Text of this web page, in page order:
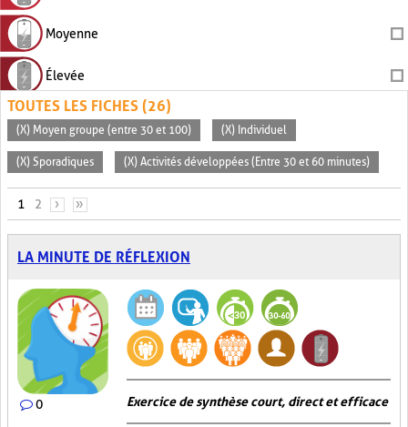
Moyenne
Élevée
TOUTES LES FICHES (26)
(X) Moyen groupe (entre 30 et 100) (X) Individuel
(X) Sporadiques (X) Activités développées (Entre 30 et 60 minutes)
PAGES
1 2 › »
LA MINUTE DE RÉFLEXION
0 Exercice de synthèse court, direct et efficace